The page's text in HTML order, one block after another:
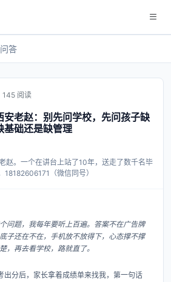
答
145 阅读
安老赵：别先问学校，先问孩子缺
础还是缺管理
赵。一个在讲台上站了10年，送走了数千名毕
18182606171（微信同号）
问题，我每年要听上百遍。答案不在广告牌
还在不在，手机放不放得下，心态撑不撑
，再去看学校，路就直了。
出分后，家长拿着成绩单来找我，第一句话